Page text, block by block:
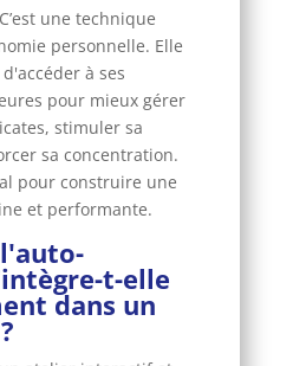
une technique
personnelle. Elle
à ses
pour mieux gérer
stimuler sa
sa concentration.
pour construire une
et performante.
t-elle
dans un